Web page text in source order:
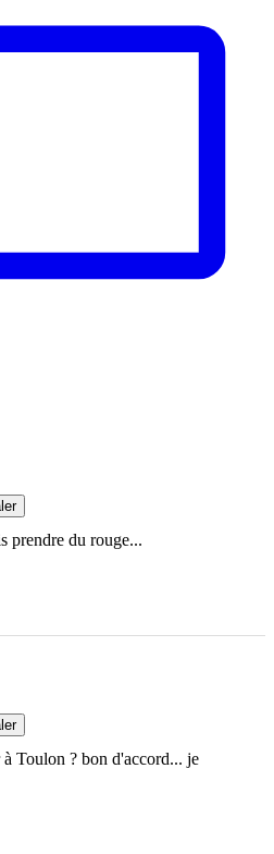
prendre du rouge...
à Toulon ? bon d'accord... je